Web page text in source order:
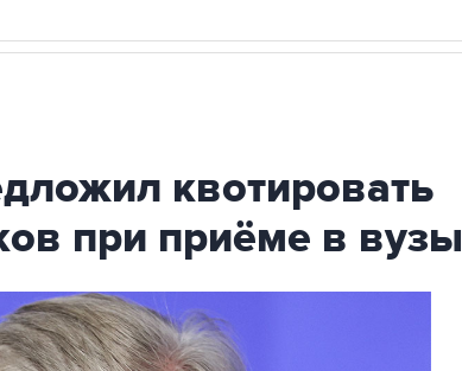
квотировать
при приёме в вузы